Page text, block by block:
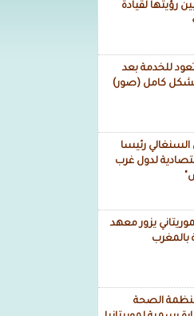
رؤيتها لقيادة
للخدمة بعد
بشكل كامل (صور)
السنغالي رئيسا
لدول غرب
يزور معهد
بالمغرب
الصحة